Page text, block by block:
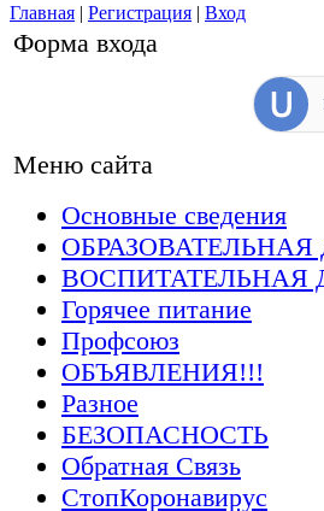
Главная | Регистрация | Вход
Форма входа
Меню сайта
Основные сведения
ОБРАЗОВАТЕЛЬНАЯ
ВОСПИТАТЕЛЬНАЯ
Горячее питание
Профсоюз
ОБЪЯВЛЕНИЯ!!!
Разное
БЕЗОПАСНОСТЬ
Обратная Связь
СтопКоронавирус